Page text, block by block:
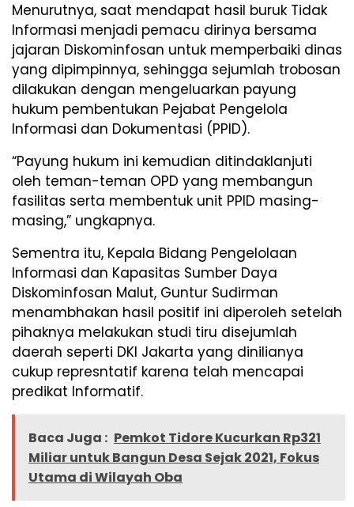
Menurutnya, saat mendapat hasil buruk Tidak
Informasi menjadi pemacu dirinya bersama
jajaran Diskominfosan untuk memperbaiki dinas
yang dipimpinnya, sehingga sejumlah trobosan
dilakukan dengan mengeluarkan payung
hukum pembentukan Pejabat Pengelola
Informasi dan Dokumentasi (PPID).
“Payung hukum ini kemudian ditindaklanjuti
oleh teman-teman OPD yang membangun
fasilitas serta membentuk unit PPID masing-
masing,” ungkapnya.
Sementra itu, Kepala Bidang Pengelolaan
Informasi dan Kapasitas Sumber Daya
Diskominfosan Malut, Guntur Sudirman
menambhakan hasil positif ini diperoleh setelah
pihaknya melakukan studi tiru disejumlah
daerah seperti DKI Jakarta yang dinilianya
cukup represntatif karena telah mencapai
predikat Informatif.
Baca Juga : Pemkot Tidore Kucurkan Rp321
Miliar untuk Bangun Desa Sejak 2021, Fokus
Utama di Wilayah Oba